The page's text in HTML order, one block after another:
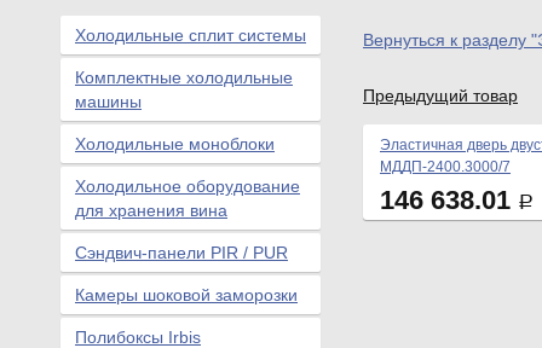
Вернуться к разделу
Предыдущий товар
Эластичная дверь
МДДП-2400.3000/7
146 638.01 Р
Холодильные сплит системы
Комплектные холодильные
машины
Холодильные моноблоки
Холодильное оборудование
для хранения вина
Сэндвич-панели PIR / PUR
Камеры шоковой заморозки
Полибоксы Irbis